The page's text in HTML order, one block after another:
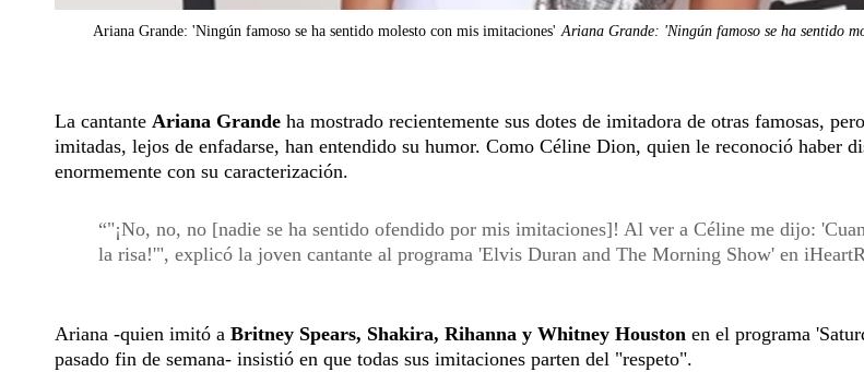
Ariana Grande: 'Ningún famoso se ha sentido molesto con mis imitaciones' Ariana Grande: 'Ningún famoso se ha sentido
La cantante Ariana Grande ha mostrado recientemente sus dotes de imitadora de otras famosas,
imitadas, lejos de enfadarse, han entendido su humor. Como Céline Dion, quien le reconoció haber
enormemente con su caracterización.
"¡No, no, no [nadie se ha sentido ofendido por mis imitaciones]! Al ver a Céline me dijo:
la risa!'", explicó la joven cantante al programa 'Elvis Duran and The Morning Show' en
Ariana -quien imitó a Britney Spears, Shakira, Rihanna y Whitney Houston en el programa
pasado fin de semana- insistió en que todas sus imitaciones parten del "respeto".